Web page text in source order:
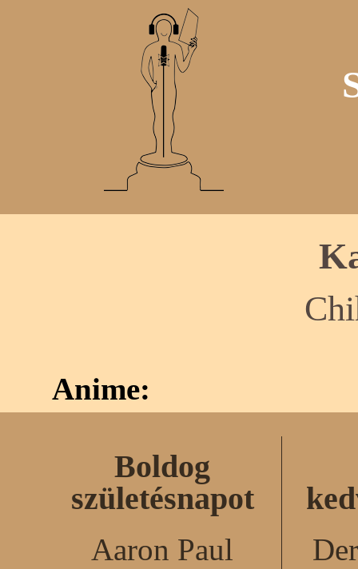
Anime:
Boldog
születésnapot
Aaron Paul